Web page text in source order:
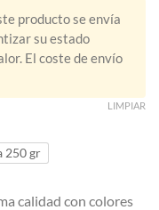
producto se envía
su estado
El coste de envío
250 gr
LIMPIAR
calidad con colores